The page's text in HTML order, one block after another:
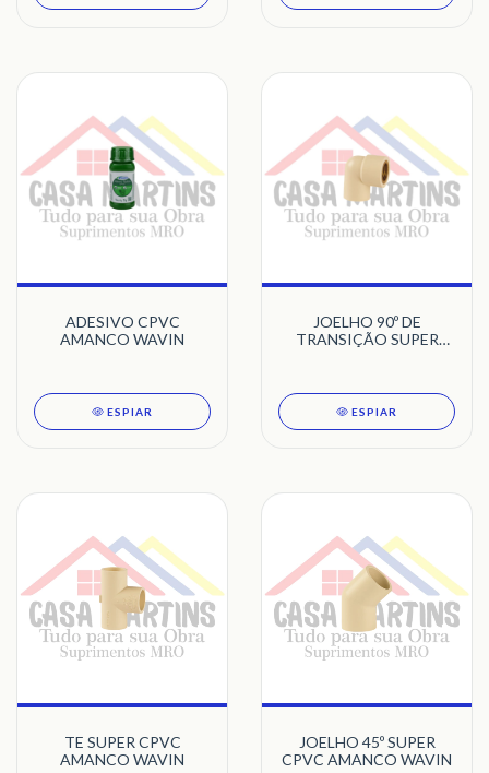
ADESIVO CPVC
AMANCO WAVIN
ESPIAR
JOELHO 90º DE
TRANSIÇÃO SUPER
ESPIAR
TE SUPER CPVC
AMANCO WAVIN
JOELHO 45º SUPER
CPVC AMANCO WAVIN